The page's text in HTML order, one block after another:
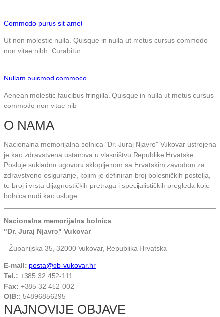
Commodo purus sit amet
Ut non molestie nulla. Quisque in nulla ut metus cursus commodo
non vitae nibh. Curabitur
Nullam euismod commodo
Aenean molestie faucibus fringilla. Quisque in nulla ut metus cursus
commodo non vitae nib
O NAMA
Nacionalna memorijalna bolnica "Dr. Juraj Njavro" Vukovar ustrojena
je kao zdravstvena ustanova u vlasništvu Republike Hrvatske.
Posluje sukladno ugovoru sklopljenom sa Hrvatskim zavodom za
zdravstveno osiguranje, kojim je definiran broj bolesničkih postelja,
te broj i vrsta dijagnostičkih pretraga i specijalističkih pregleda koje
bolnica nudi kao usluge.
Nacionalna memorijalna bolnica
"Dr. Juraj Njavro" Vukovar
Županijska 35, 32000 Vukovar, Republika Hrvatska
E-mail: posta@ob-vukovar.hr
Tel.: +385 32 452-111
Fax: +385 32 452-002
OIB:: 54896856295
NAJNOVIJE OBJAVE